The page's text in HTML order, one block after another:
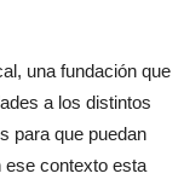
una fundación que
a los distintos
para que puedan
ese contexto esta